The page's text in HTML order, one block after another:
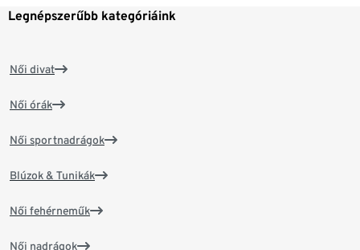
Legnépszerűbb kategóriáink
Női divat
Női órák
Női sportnadrágok
Blúzok & Tunikák
Női fehérneműk
Női nadrágok